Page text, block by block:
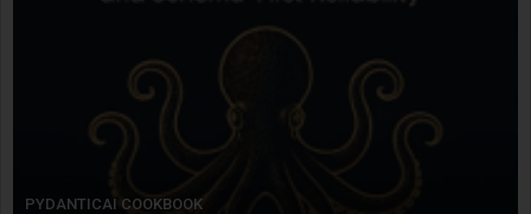
PYDANTICAI COOKBOOK